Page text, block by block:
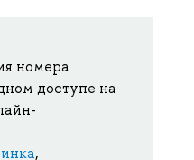
номера
доступе на
,